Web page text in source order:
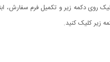
روی دکمه زیر و تکمیل فرم سفارش،
زیر کلیک کنید.